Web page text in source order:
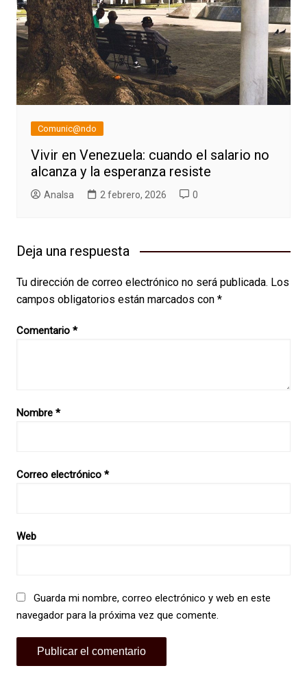
Comunic@ndo
Vivir en Venezuela: cuando el salario no
alcanza y la esperanza resiste
AnaIsa 2 febrero, 2026 0
Deja una respuesta
Tu dirección de correo electrónico no será publicada. Los
campos obligatorios están marcados con *
Comentario *
Nombre *
Correo electrónico *
Web
Guarda mi nombre, correo electrónico y web en este
navegador para la próxima vez que comente.